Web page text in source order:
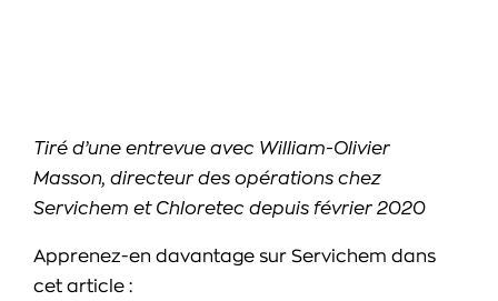
Tiré d’une entrevue avec William-Olivier
Masson, directeur des opérations chez
Servichem et Chloretec depuis février 2020
Apprenez-en davantage sur Servichem dans
cet article :